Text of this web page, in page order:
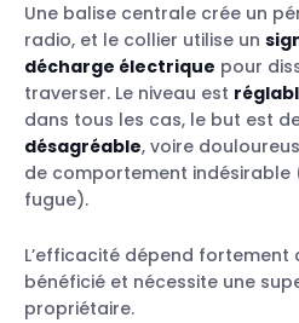
Une balise centrale crée un
radio, et le collier utilise un
décharge électrique pour
traverser. Le niveau est
dans tous les cas, le but est
désagréable, voire
de comportement indésirable
fugue).
L’efficacité dépend fortement
bénéficié et nécessite une
propriétaire.